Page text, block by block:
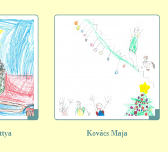
Kovács Maja